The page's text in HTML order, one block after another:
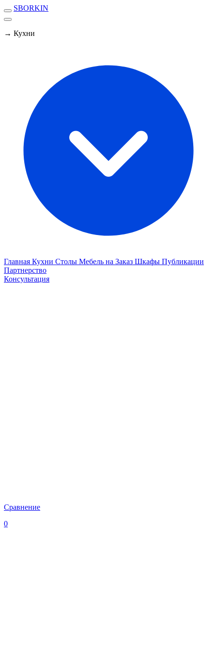
SBORKIN
→ Кухни
Главная Кухни Столы Мебель на Заказ Шкафы Публикации
Партнерство
Консультация
Сравнение
0